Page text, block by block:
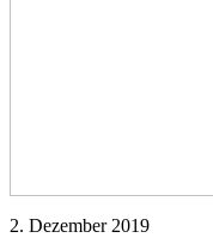
2. Dezember 2019